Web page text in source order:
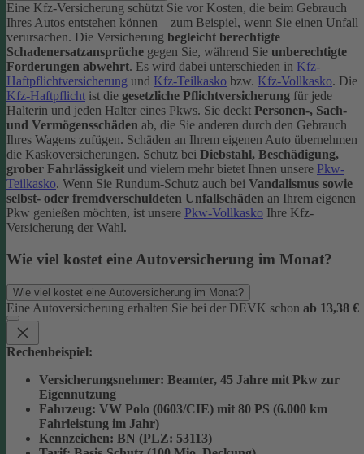
Eine Kfz-Versicherung schützt Sie vor Kosten, die beim Gebrauch
Ihres Autos entstehen können – zum Beispiel, wenn Sie einen Unfall
verursachen. Die Versicherung begleicht berechtigte
Schadenersatzansprüche gegen Sie, während Sie unberechtigte
Forderungen abwehrt. Es wird dabei unterschieden in Kfz-
Haftpflichtversicherung und Kfz-Teilkasko bzw. Kfz-Vollkasko. Die
Kfz-Haftpflicht ist die gesetzliche Pflichtversicherung für jede
Halterin und jeden Halter eines Pkws. Sie deckt Personen-, Sach-
und Vermögensschäden ab, die Sie anderen durch den Gebrauch
Ihres Wagens zufügen. Schäden an Ihrem eigenen Auto übernehmen
die Kaskoversicherungen. Schutz bei Diebstahl, Beschädigung,
grober Fahrlässigkeit und vielem mehr bietet Ihnen unsere Pkw-
Teilkasko. Wenn Sie Rundum-Schutz auch bei Vandalismus sowie
selbst- oder fremdverschuldeten Unfallschäden an Ihrem eigenen
Pkw genießen möchten, ist unsere Pkw-Vollkasko Ihre Kfz-
Versicherung der Wahl.
Wie viel kostet eine Autoversicherung im Monat?
Wie viel kostet eine Autoversicherung im Monat?
Eine Autoversicherung erhalten Sie bei der DEVK schon ab 13,38 €
Rechenbeispiel:
Versicherungsnehmer: Beamter, 45 Jahre mit Pkw zur
Eigennutzung
Fahrzeug: VW Polo (0603/CIE) mit 80 PS (6.000 km
Fahrleistung im Jahr)
Kennzeichen: BN (PLZ: 53113)